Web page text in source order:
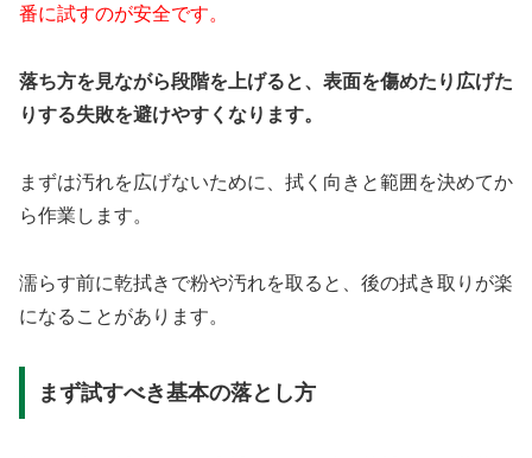
番に試すのが安全です。
落ち方を見ながら段階を上げると、表面を傷めたり広げた
りする失敗を避けやすくなります。
まずは汚れを広げないために、拭く向きと範囲を決めてか
ら作業します。
濡らす前に乾拭きで粉や汚れを取ると、後の拭き取りが楽
になることがあります。
まず試すべき基本の落とし方